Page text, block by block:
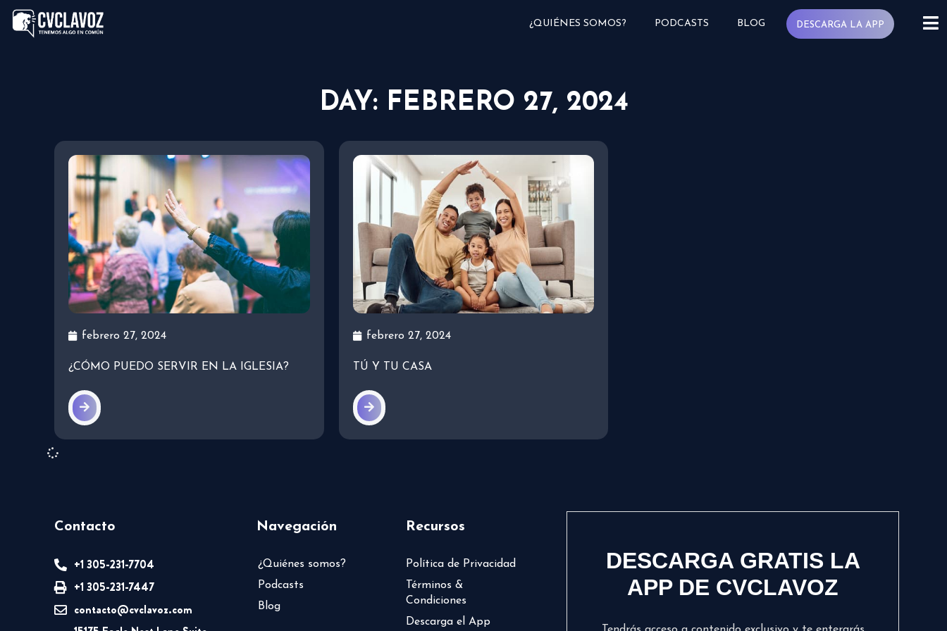
¿QUIÉNES SOMOS? PODCASTS BLOG DESCARGA LA APP
DAY: FEBRERO 27, 2024
febrero 27, 2024
¿CÓMO PUEDO SERVIR EN LA IGLESIA?
febrero 27, 2024
TÚ Y TU CASA
Contacto
+1 305-231-7704
+1 305-231-7447
contacto@cvclavoz.com
Navegación
¿Quiénes somos?
Podcasts
Blog
Recursos
Política de Privacidad
Términos &
Condiciones
Descarga el App
DESCARGA GRATIS LA
APP DE CVCLAVOZ